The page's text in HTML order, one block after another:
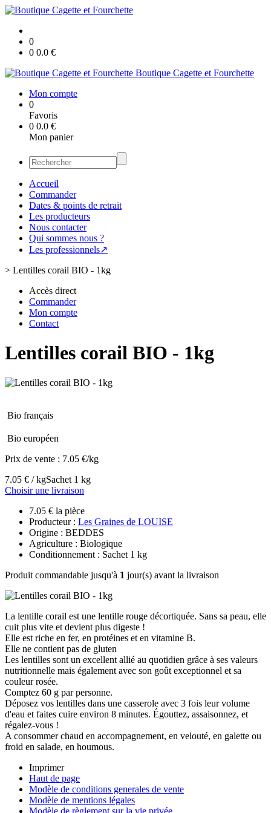
0
0 0.0 €
Boutique Cagette et Fourchette
Mon compte
0
Favoris
0 0.0 €
Mon panier
Accueil
Commander
Dates & points de retrait
Les producteurs
Nous contacter
Qui sommes nous ?
Les professionnels↗
> Lentilles corail BIO - 1kg
Accès direct
Commander
Mon compte
Contact
Lentilles corail BIO - 1kg
Bio français
Bio européen
Prix de vente : 7.05 €/kg
7.05 € / kgSachet 1 kg
Choisir une livraison
7.05 € la pièce
Producteur : Les Graines de LOUISE
Origine : BEDDES
Agriculture : Biologique
Conditionnement : Sachet 1 kg
Produit commandable jusqu'à 1 jour(s) avant la livraison
La lentille corail est une lentille rouge décortiquée. Sans sa peau, elle
cuit plus vite et devient plus digeste !
Elle est riche en fer, en protéines et en vitamine B.
Elle ne contient pas de gluten
Les lentilles sont un excellent allié au quotidien grâce à ses valeurs
nutritionnelle mais également avec son goût exceptionnel et sa
couleur rosée.
Comptez 60 g par personne.
Déposez vos lentilles dans une casserole avec 3 fois leur volume
d'eau et faites cuire environ 8 minutes. Égouttez, assaisonnez, et
régalez-vous !
A consommer chaud en accompagnement, en velouté, en galette ou
froid en salade, en houmous.
Imprimer
Haut de page
Modèle de conditions generales de vente
Modèle de mentions légales
Modèle de règlement sur la vie privée